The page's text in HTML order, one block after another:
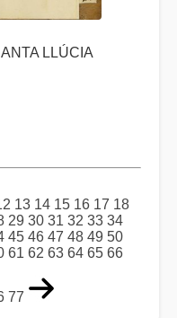
LLÚCIA
13 14 15 16 17 18
29 30 31 32 33 34
45 46 47 48 49 50
61 62 63 64 65 66
77